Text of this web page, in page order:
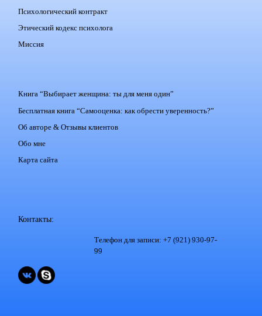
Психологический контракт
Этический кодекс психолога
Миссия
Книга “Выбирает женщина: ты для меня один”
Бесплатная книга “Самооценка: как обрести уверенность?”
Об авторе & Отзывы клиентов
Обо мне
Карта сайта
Контакты:
Телефон для записи: +7 (921) 930-97-
99